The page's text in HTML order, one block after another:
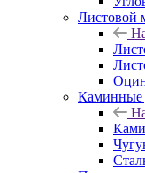
Листовой
Каминные